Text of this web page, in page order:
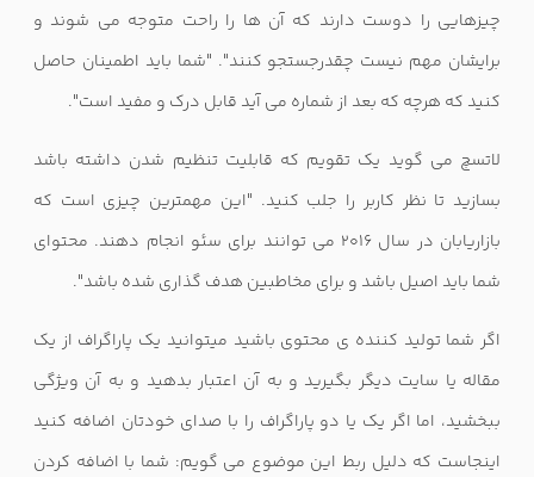
چیزهایی را دوست دارند که آن ها را راحت متوجه می شوند و
برایشان مهم نیست چقدرجستجو کنند". "شما باید اطمینان حاصل
کنید که هرچه که بعد از شماره می آید قابل درک و مفید است".
لاتسچ می گوید یک تقویم که قابلیت تنظیم شدن داشته باشد
بسازید تا نظر کاربر را جلب کنید. "این مهمترین چیزی است که
بازاریابان در سال 2016 می توانند برای سئو انجام دهند. محتوای
شما باید اصیل باشد و برای مخاطبین هدف گذاری شده باشد".
اگر شما تولید کننده ی محتوی باشید میتوانید یک پاراگراف از یک
مقاله یا سایت دیگر بگیرید و به آن اعتبار بدهید و به آن ویژگی
ببخشید، اما اگر یک یا دو پاراگراف را با صدای خودتان اضافه کنید
اینجاست که دلیل ربط این موضوع می گویم: شما با اضافه کردن